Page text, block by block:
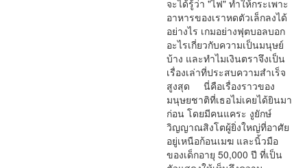
จะได้รู้ว่า "ไฟ" ทำให้กระเพาะ
อาหารของเราหดตัวเล็กลงได้
อย่างไร เกมอย่างฟุตบอลบอก
อะไรเกี่ยวกับความเป็นมนุษย์
บ้าง และทำไมเงินตราจึงเป็น
เรื่องเล่าที่ประสบความสำเร็จ
สูงสุด นี่คือเรื่องราวของ
มนุษยชาติที่เธอไม่เคยได้ยินมา
ก่อน โดยมีคนแคระ งูยักษ์
วิญญาณสิงโตผู้ยิ่งใหญ่ที่อาศัย
อยู่เหนือก้อนเมฆ และนิ้วมือ
ของเด็กอายุ 50,000 ปี ที่เป็น